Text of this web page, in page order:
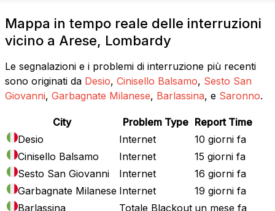
Mappa in tempo reale delle interruzioni
vicino a Arese, Lombardy
Le segnalazioni e i problemi di interruzione più recenti
sono originati da Desio, Cinisello Balsamo, Sesto San
Giovanni, Garbagnate Milanese, Barlassina, e Saronno.
City Problem Type Report Time
Desio
Internet
10 giorni fa
Cinisello Balsamo
Internet
15 giorni fa
Sesto San Giovanni
Internet
16 giorni fa
Garbagnate Milanese Internet
19 giorni fa
Barlassina
Totale Blackout un mese fa